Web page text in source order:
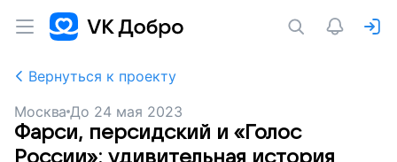
Вернуться к проекту
Москва До 24 мая 2023
Фарси, персидский и «Голос
России»: удивительная история